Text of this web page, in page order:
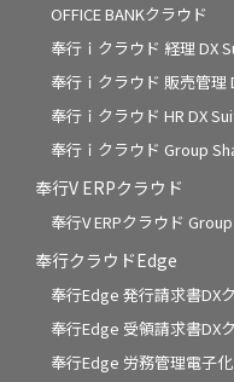
OFFICE BANKクラウド
奉行ｉクラウド 経理 DX
奉行ｉクラウド 販売管理
奉行ｉクラウド HR DX
奉行ｉクラウド Group
奉行V ERPクラウド
奉行V ERPクラウド
奉行クラウドEdge
奉行Edge 発行請求書DX
奉行Edge 受領請求書DX
奉行Edge 労務管理電子